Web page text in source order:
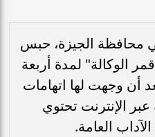
محافظة الجيزة، حبس
الوكالة" لمدة أربعة
أن وجهت لها اتهامات
الإنترنت تحتوي
العامة.